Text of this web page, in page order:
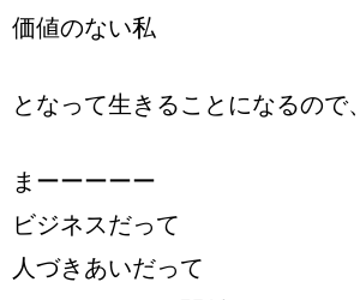
価値のない私
となって生きることになるので、
まーーーーー
ビジネスだって
人づきあいだって